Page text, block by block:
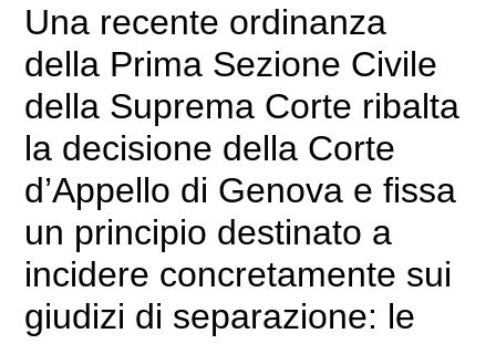
Una recente ordinanza
della Prima Sezione Civile
della Suprema Corte ribalta
la decisione della Corte
d’Appello di Genova e fissa
un principio destinato a
incidere concretamente sui
giudizi di separazione: le